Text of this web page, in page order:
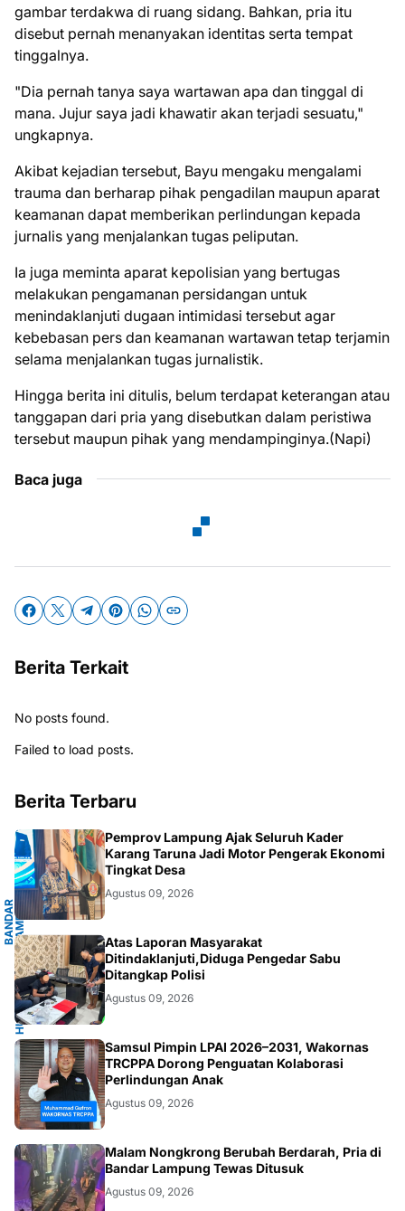
gambar terdakwa di ruang sidang. Bahkan, pria itu
disebut pernah menanyakan identitas serta tempat
tinggalnya.
"Dia pernah tanya saya wartawan apa dan tinggal di
mana. Jujur saya jadi khawatir akan terjadi sesuatu,"
ungkapnya.
Akibat kejadian tersebut, Bayu mengaku mengalami
trauma dan berharap pihak pengadilan maupun aparat
keamanan dapat memberikan perlindungan kepada
jurnalis yang menjalankan tugas peliputan.
Ia juga meminta aparat kepolisian yang bertugas
melakukan pengamanan persidangan untuk
menindaklanjuti dugaan intimidasi tersebut agar
kebebasan pers dan keamanan wartawan tetap terjamin
selama menjalankan tugas jurnalistik.
Hingga berita ini ditulis, belum terdapat keterangan atau
tanggapan dari pria yang disebutkan dalam peristiwa
tersebut maupun pihak yang mendampinginya.(Napi)
Baca juga
Berita Terkait
No posts found.
Failed to load posts.
Berita Terbaru
B
A
N
D
A
R
L
A
M
P
U
N
G
.
L
A
M
P
U
NG
Pemprov Lampung Ajak Seluruh Kader
Karang Taruna Jadi Motor Pengerak Ekonomi
Tingkat Desa
Agustus 09, 2026
HUKUM/KRIMINAL
Atas Laporan Masyarakat
Ditindaklanjuti,Diduga Pengedar Sabu
Ditangkap Polisi
Agustus 09, 2026
JAKARTA
Samsul Pimpin LPAI 2026–2031, Wakornas
TRCPPA Dorong Penguatan Kolaborasi
Perlindungan Anak
Agustus 09, 2026
Malam Nongkrong Berubah Berdarah, Pria di
Bandar Lampung Tewas Ditusuk
Agustus 09, 2026